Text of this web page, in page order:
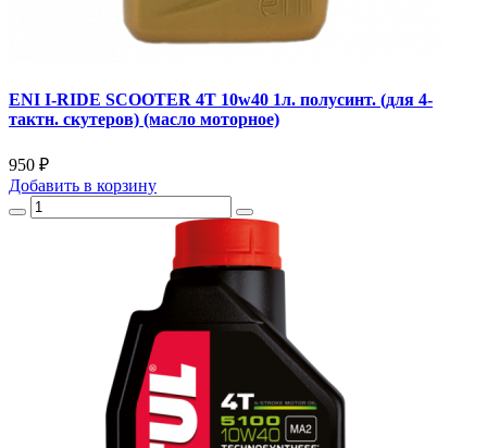
ENI I-RIDE SCOOTER 4T 10w40 1л. полусинт. (для 4-
тактн. скутеров) (масло моторное)
950 ₽
Добавить в корзину